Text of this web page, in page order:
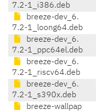
7.2-1_i386.deb
breeze-dev_6.
7.2-1_loong64.deb
breeze-dev_6.
7.2-1_ppc64el.deb
breeze-dev_6.
7.2-1_riscv64.deb
breeze-dev_6.
7.2-1_s390x.deb
breeze-wallpap